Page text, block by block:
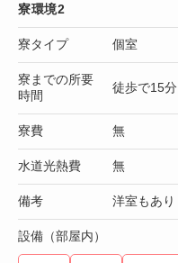
寮環境2
寮タイプ 個室
寮までの所要
時間
徒歩で15分
寮費 無
水道光熱費 無
備考 洋室もあり
設備（部屋内）